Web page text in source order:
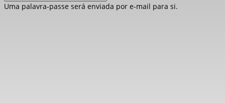
Uma palavra-passe será enviada por e-mail para si.